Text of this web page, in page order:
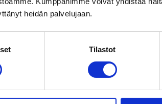
heidän palvelujaan.
Tilastot